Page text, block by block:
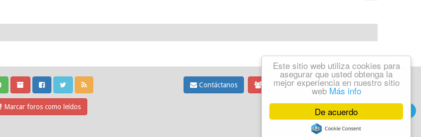
De acuerdo
Este sitio web utiliza cookies para
asegurar que usted obtenga la
mejor experiencia en nuestro sitio
web Más info
Marcar foros como leídos
Contáctanos Equipo del foro